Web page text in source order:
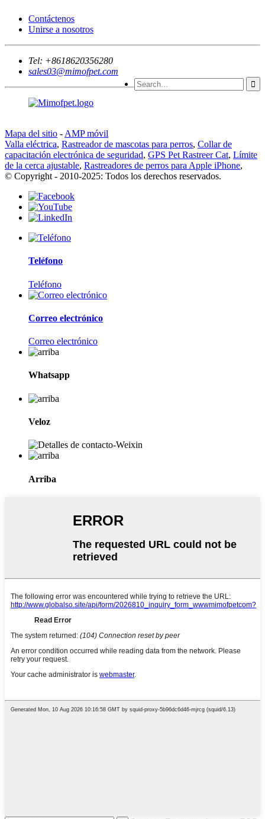
Contáctenos
Unirse a nosotros
Tel: +8618620356280
sales03@mimofpet.com
Mapa del sitio - AMP móvil
Valla eléctrica, Rastreador de mascotas para perros, Collar de
capacitación electrónica de seguridad, GPS Pet Rastreer Cat, Límite
de la cerca ajustable, Rastreadores de perros para Apple iPhone,
© Copyright - 2010-2025: Todos los derechos reservados.
Teléfono
Teléfono
Correo electrónico
Correo electrónico
Whatsapp
Veloz
Arriba